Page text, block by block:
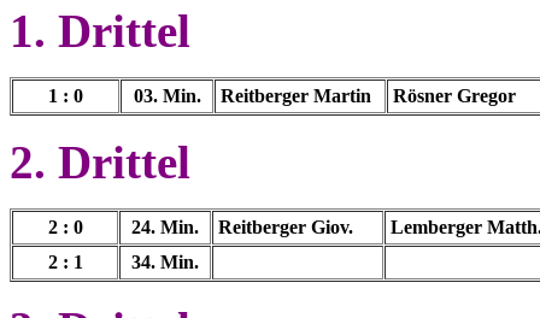
1. Drittel
1 : 0 03. Min. Reitberger Martin Rösner Gregor
2. Drittel
2 : 0 24. Min. Reitberger Giov.
Lemberger
2 : 1
34. Min.